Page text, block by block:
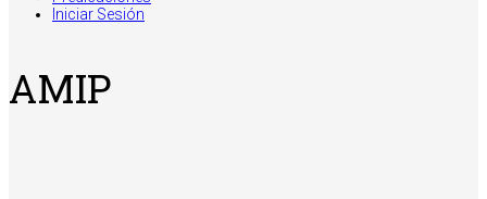
Iniciar Sesión
AMIP